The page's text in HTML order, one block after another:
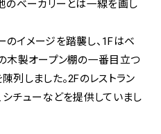
のベーカリーとは一線を画し
イメージを踏襲し、1Fはベ
木製オープン棚の一番目立つ
列しました。2Fのレストラン
シチューなどを提供していまし